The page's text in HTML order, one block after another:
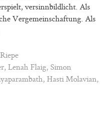
versinnbildlicht. Als
Vergemeinschaftung. Als
Lenah Flaig, Simon
Hasti Molavian,